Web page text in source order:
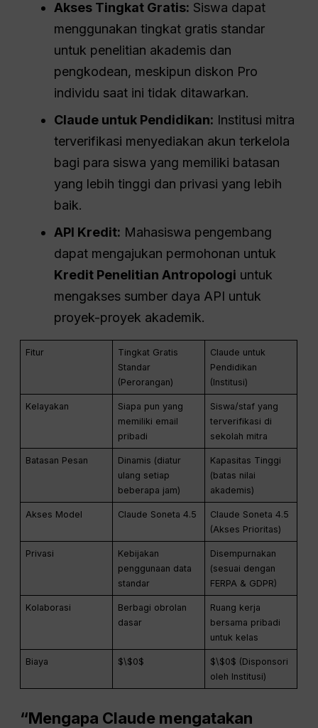
Akses Tingkat Gratis: Siswa dapat
menggunakan tingkat gratis standar
untuk penelitian akademis dan
pengkodean, meskipun diskon Pro
individu saat ini tidak ditawarkan.
Claude untuk Pendidikan: Institusi mitra
terverifikasi menyediakan akun terkelola
bagi para siswa yang memiliki batasan
yang lebih tinggi dan privasi yang lebih
baik.
API Kredit: Mahasiswa pengembang
dapat mengajukan permohonan untuk
Kredit Penelitian Antropologi untuk
mengakses sumber daya API untuk
proyek-proyek akademik.
Fitur
Tingkat Gratis
Standar
(Perorangan)
Claude untuk
Pendidikan
(Institusi)
Kelayakan
Siapa pun yang
memiliki email
pribadi
Siswa/staf yang
terverifikasi di
sekolah mitra
Batasan Pesan
Dinamis (diatur
ulang setiap
beberapa jam)
Kapasitas Tinggi
(batas nilai
akademis)
Akses Model Claude Soneta 4.5
Claude Soneta 4.5
(Akses Prioritas)
Privasi
Kebijakan
penggunaan data
standar
Disempurnakan
(sesuai dengan
FERPA & GDPR)
Kolaborasi
Berbagi obrolan
dasar
Ruang kerja
bersama pribadi
untuk kelas
Biaya $\$0$
$\$0$ (Disponsori
oleh Institusi)
“Mengapa Claude mengatakan